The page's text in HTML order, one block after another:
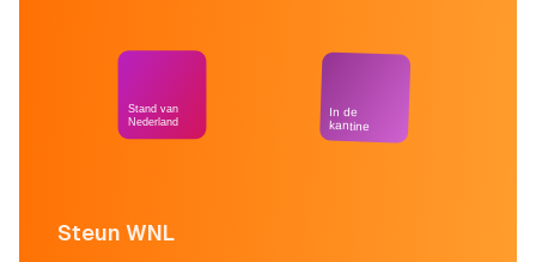
Steun WNL
Stand van
Nederland
In de
kantine